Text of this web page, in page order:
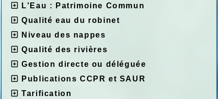
L'Eau : Patrimoine Commun
Qualité eau du robinet
Niveau des nappes
Qualité des rivières
Gestion directe ou déléguée
Publications CCPR et SAUR
Tarification